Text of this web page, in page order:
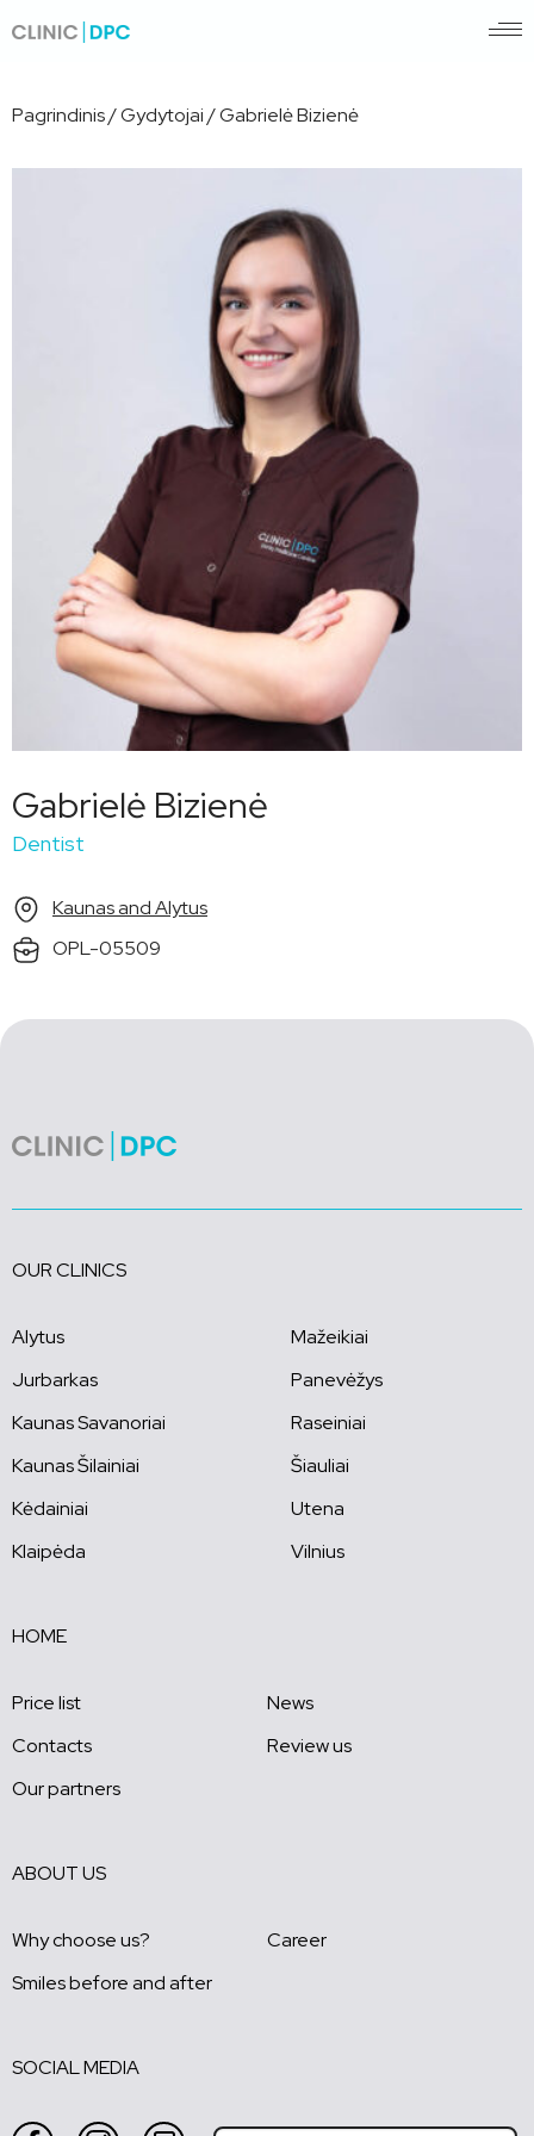
Pagrindinis/Gydytojai/Gabrielė Bizienė
Gabrielė Bizienė
Dentist
Kaunas and Alytus
OPL-05509
OUR CLINICS
Alytus
Jurbarkas
Kaunas Savanoriai
Kaunas Šilainiai
Kėdainiai
Klaipėda
Mažeikiai
Panevėžys
Raseiniai
Šiauliai
Utena
Vilnius
HOME
Price list
News
Contacts
Review us
Our partners
ABOUT US
Why choose us?
Career
Smiles before and after
SOCIAL MEDIA